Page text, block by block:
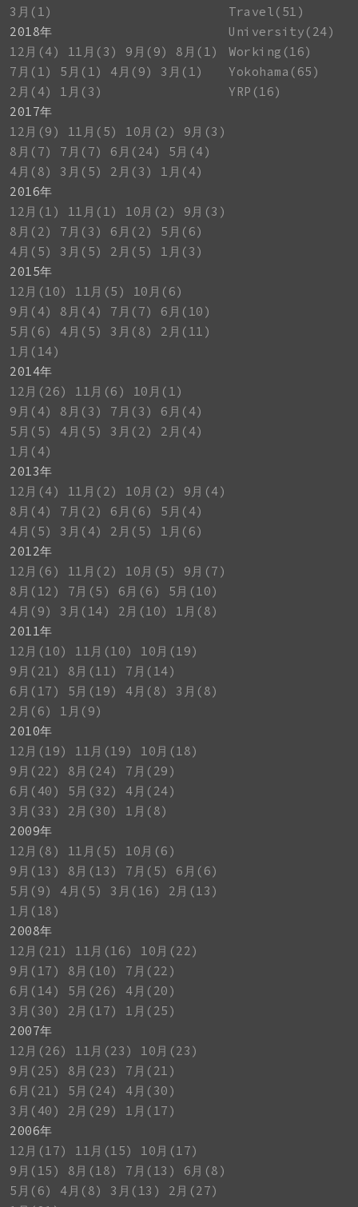
3月(1)
2018年
12月(4)
11月(3) 9月(9)
8月(1)
7月(1)
5月(1) 4月(9)
3月(1)
2月(4)
1月(3)
2017年
12月(9)
11月(5) 10月(2)
9月(3)
8月(7)
7月(7) 6月(24)
5月(4)
4月(8)
3月(5) 2月(3)
1月(4)
2016年
12月(1)
11月(1) 10月(2)
9月(3)
8月(2)
7月(3) 6月(2)
5月(6)
4月(5)
3月(5) 2月(5)
1月(3)
2015年
12月(10)
11月(5)
10月(6)
9月(4)
8月(4) 7月(7)
6月(10)
5月(6)
4月(5) 3月(8)
2月(11)
1月(14)
2014年
12月(26)
11月(6)
10月(1)
9月(4)
8月(3) 7月(3)
6月(4)
5月(5)
4月(5) 3月(2)
2月(4)
1月(4)
2013年
12月(4)
11月(2) 10月(2)
9月(4)
8月(4)
7月(2) 6月(6)
5月(4)
4月(5)
3月(4) 2月(5)
1月(6)
2012年
12月(6)
11月(2) 10月(5)
9月(7)
8月(12)
7月(5) 6月(6)
5月(10)
4月(9)
3月(14) 2月(10)
1月(8)
2011年
12月(10)
11月(10)
10月(19)
9月(21)
8月(11)
7月(14)
6月(17)
5月(19) 4月(8)
3月(8)
2月(6)
1月(9)
2010年
12月(19)
11月(19)
10月(18)
9月(22)
8月(24)
7月(29)
6月(40)
5月(32)
4月(24)
3月(33)
2月(30)
1月(8)
2009年
12月(8)
11月(5)
10月(6)
9月(13)
8月(13) 7月(5)
6月(6)
5月(9)
4月(5) 3月(16)
2月(13)
1月(18)
2008年
12月(21)
11月(16)
10月(22)
9月(17)
8月(10)
7月(22)
6月(14)
5月(26)
4月(20)
3月(30)
2月(17)
1月(25)
2007年
12月(26)
11月(23)
10月(23)
9月(25)
8月(23)
7月(21)
6月(21)
5月(24)
4月(30)
3月(40)
2月(29)
1月(17)
2006年
12月(17)
11月(15)
10月(17)
9月(15)
8月(18) 7月(13)
6月(8)
5月(6)
4月(8) 3月(13)
2月(27)
Travel(51)
University(24)
Working(16)
Yokohama(65)
YRP(16)